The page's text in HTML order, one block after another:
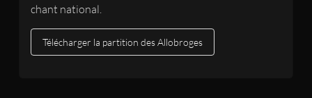
chant national.
Télécharger la partition des Allobroges